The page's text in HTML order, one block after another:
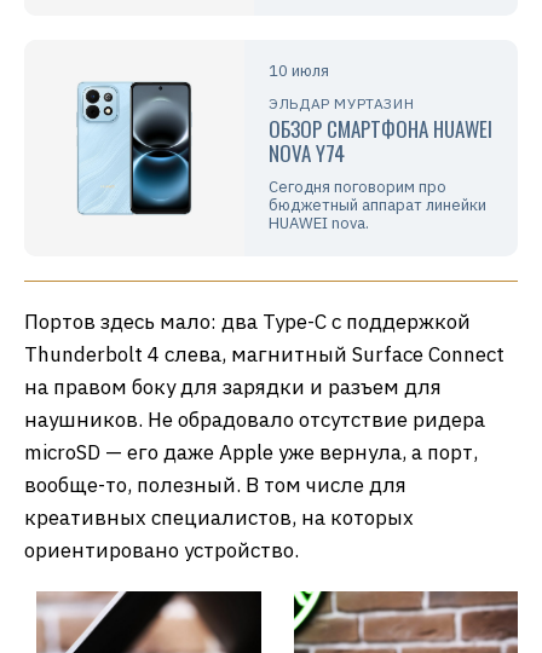
10 июля
ЭЛЬДАР МУРТАЗИН
ОБЗОР СМАРТФОНА HUAWEI
NOVA Y74
Сегодня поговорим про
бюджетный аппарат линейки
HUAWEI nova.
Портов здесь мало: два Type-C с поддержкой
Thunderbolt 4 слева, магнитный Surface Connect
на правом боку для зарядки и разъем для
наушников. Не обрадовало отсутствие ридера
microSD — его даже Apple уже вернула, а порт,
вообще-то, полезный. В том числе для
креативных специалистов, на которых
ориентировано устройство.